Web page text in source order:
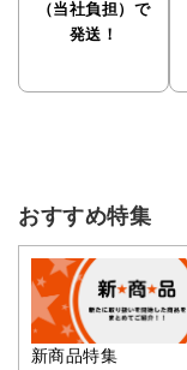
（当社負担）で
発送！
おすすめ特集
新商品特集